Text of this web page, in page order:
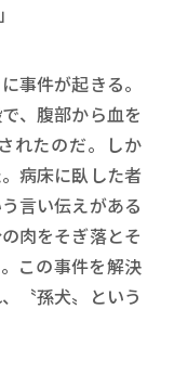
事件が起きる。
、腹部から血を
れたのだ。しか
病床に臥した者
言い伝えがある
肉をそぎ落とそ
この事件を解決
〝孫犬〟という